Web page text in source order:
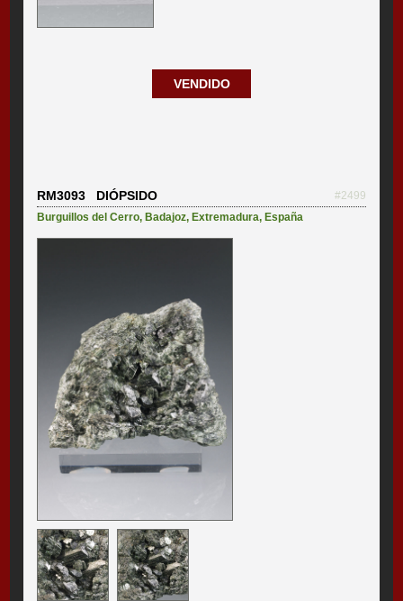
VENDIDO
RM3093 DIÓPSIDO
#2499
Burguillos del Cerro, Badajoz, Extremadura, España